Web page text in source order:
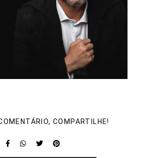
COMPARTILHE!